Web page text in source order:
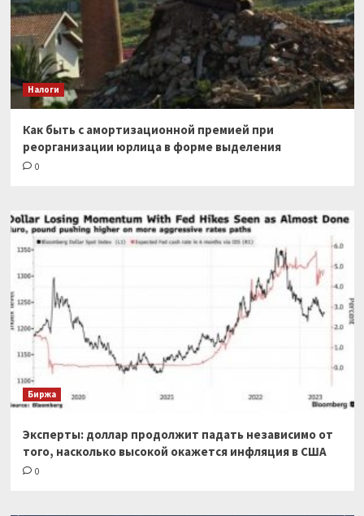
Налоги
Как быть с амортизационной премией при
реорганизации юрлица в форме выделения
0
Биржа
Эксперты: доллар продолжит падать независимо от
того, насколько высокой окажется инфляция в США
0